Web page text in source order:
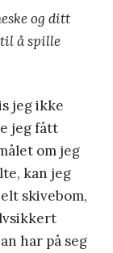
og ditt
til å spille
jeg ikke
jeg fått
om jeg
kan jeg
skivebom,
har på seg